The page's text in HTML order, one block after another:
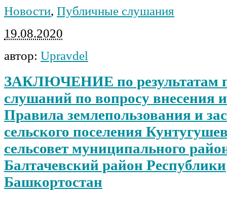
Новости, Публичные слушания
19.08.2020
автор: Upravdel
ЗАКЛЮЧЕНИЕ по результатам
слушаний по вопросу внесения
Правила землепользования и
сельского поселения
сельсовет муниципального
Балтачевский район Республики
Башкортостан